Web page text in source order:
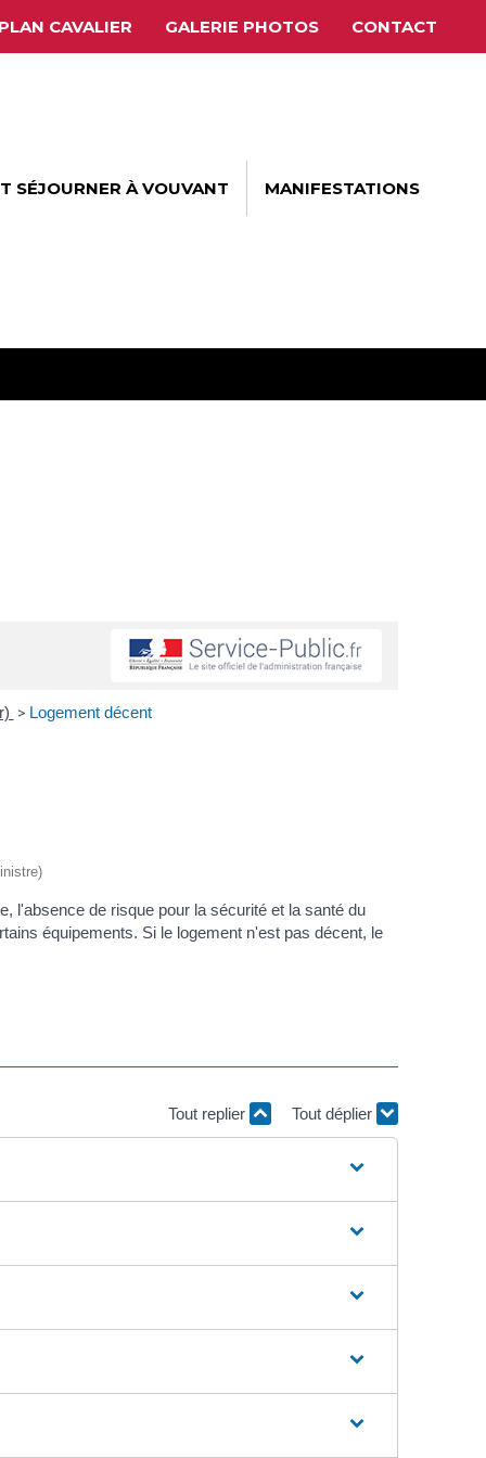
PLAN CAVALIER GALERIE PHOTOS CONTACT
SÉJOURNER À VOUVANT MANIFESTATIONS
> Logement décent
l'absence de risque pour la sécurité et la santé du
équipements. Si le logement n'est pas décent, le
Tout replier Tout déplier